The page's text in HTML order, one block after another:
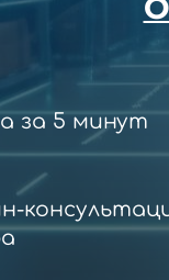
за 5 минут